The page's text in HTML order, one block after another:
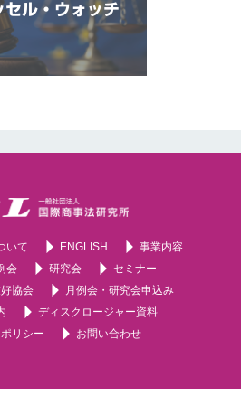
セル・ウォッチ
いて ENGLISH
事業内容
会 研究会
セミナー
協会
月例会・研究会申込み
ディスクロージャー資料
リシー
お問い合わせ